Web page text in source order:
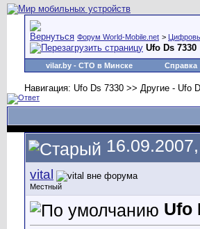
Форум World-Mobile.net >
Ufo Ds 7330
vilar.by - СТО в Минске Справка
Навигация: Ufo Ds 7330 >> Другие - Ufo
vital
Местный
Ufo